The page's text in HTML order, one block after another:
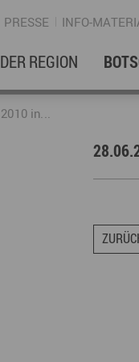
PRESSE INFO-
LEBENSREGION
Wohnen & Hausbau
REGION
NEWSLETTER
in...